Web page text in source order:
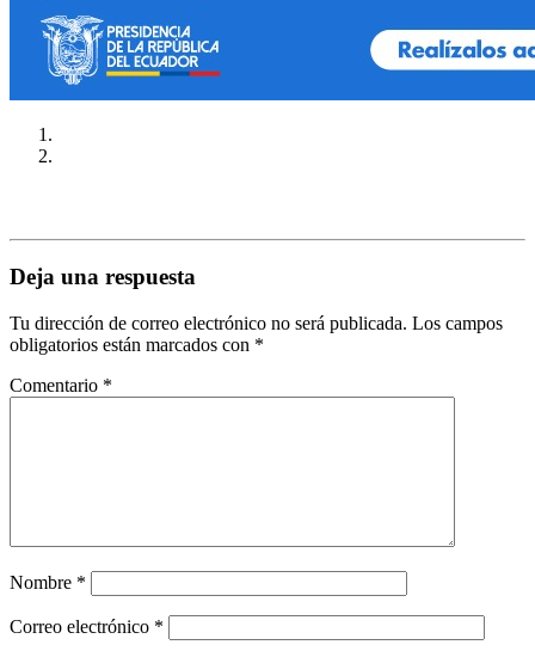
Deja una respuesta
Tu dirección de correo electrónico no será publicada. Los campos
obligatorios están marcados con *
Comentario *
Nombre *
Correo electrónico *